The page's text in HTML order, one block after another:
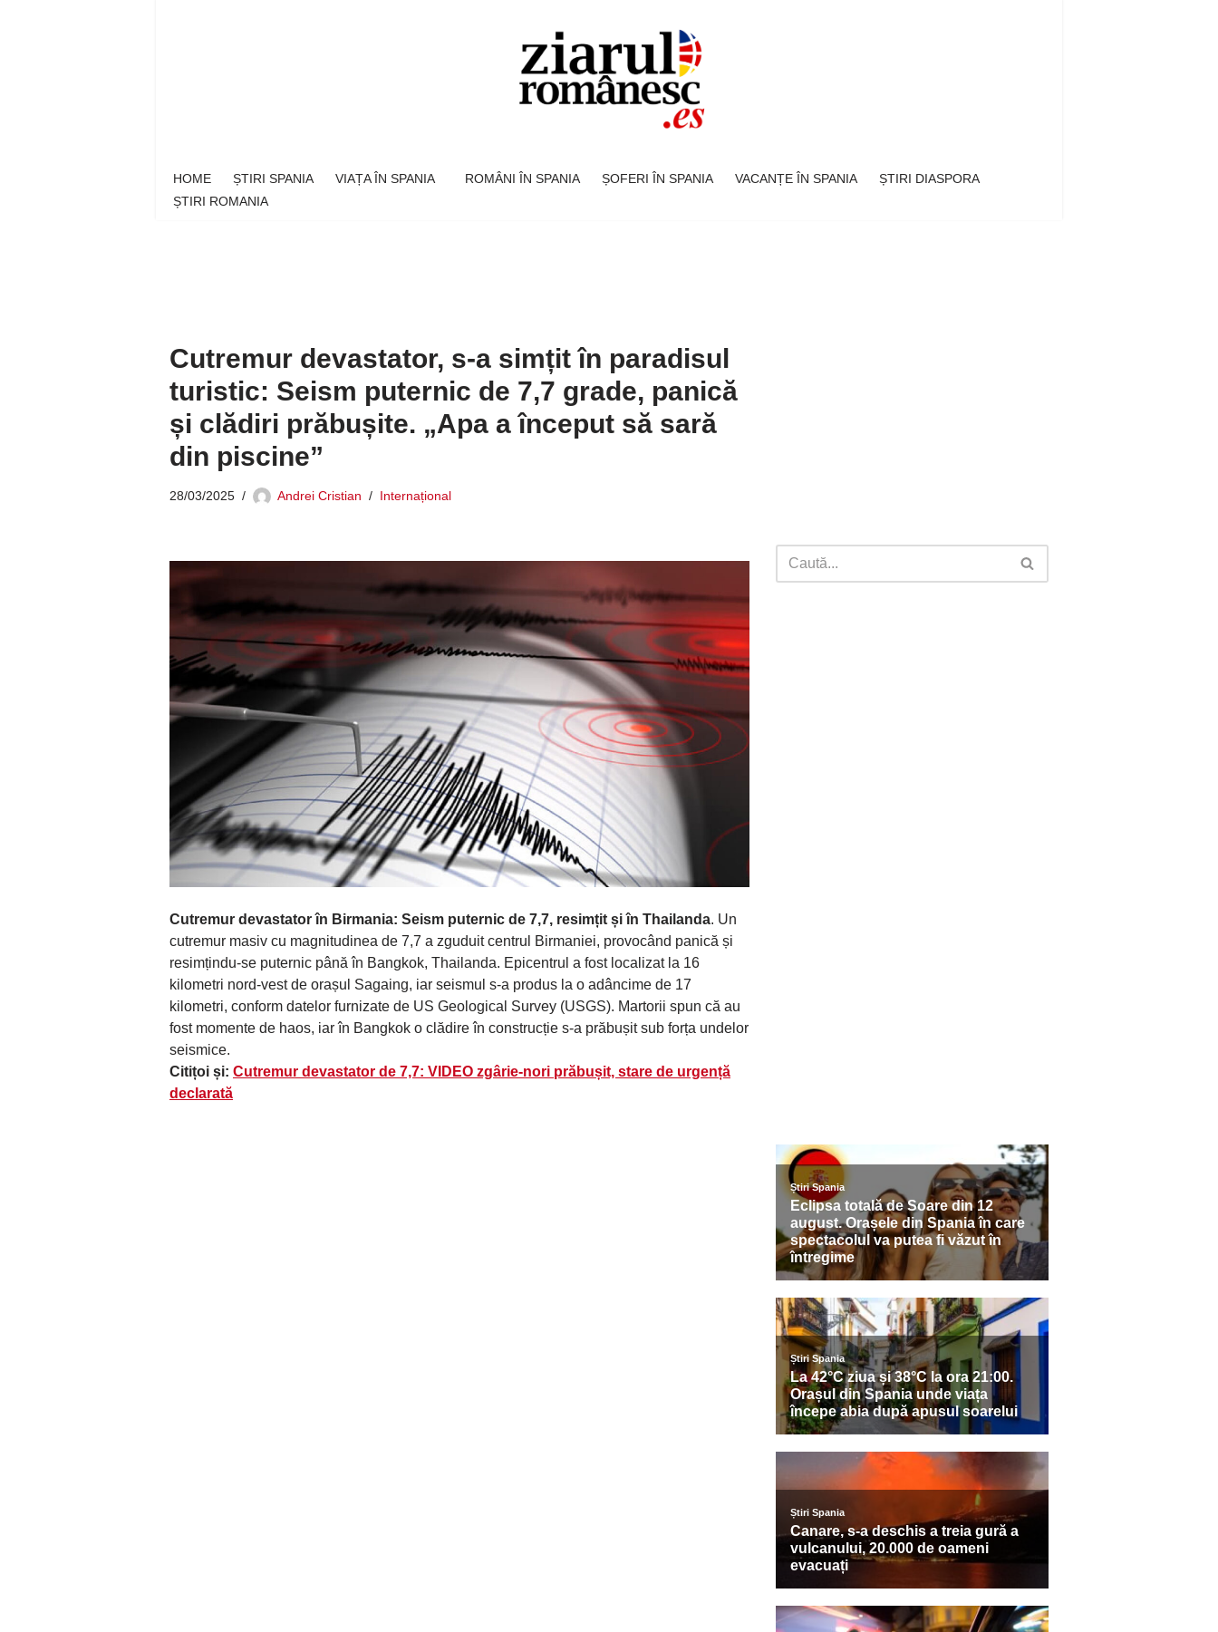
HOME ȘTIRI SPANIA VIAȚA ÎN SPANIA ROMÂNI ÎN SPANIA ȘOFERI ÎN SPANIA VACANȚE ÎN SPANIA
ȘTIRI DIASPORA
ȘTIRI ROMANIA
Cutremur devastator, s-a simțit în paradisul
turistic: Seism puternic de 7,7 grade, panică
și clădiri prăbușite. „Apa a început să sară
din piscine”
28/03/2025 Andrei Cristian Internațional
Cutremur devastator în Birmania: Seism puternic de 7,7, resimțit și în Thailanda. Un
cutremur masiv cu magnitudinea de 7,7 a zguduit centrul Birmaniei, provocând panică și
resimțindu-se puternic până în Bangkok, Thailanda. Epicentrul a fost localizat la 16
kilometri nord-vest de orașul Sagaing, iar seismul s-a produs la o adâncime de 17
kilometri, conform datelor furnizate de US Geological Survey (USGS). Martorii spun că au
fost momente de haos, iar în Bangkok o clădire în construcție s-a prăbușit sub forța undelor
seismice.
Citițoi și: Cutremur devastator de 7,7: VIDEO zgârie-nori prăbușit, stare de urgență
declarată